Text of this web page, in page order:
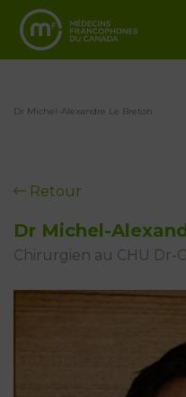
Dr Michel-Alexandre Le Breton
Retour
Dr Michel-
Chirurgien au CHU Dr-